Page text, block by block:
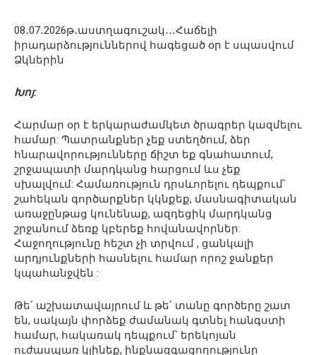
08․07․2026թ․աստղագուշակ․․․Հաճելի
իրադարձություններով հագեցած օր է սպասվում
Ձկներին
Խոյ:
Հարմար օր է երկարաժամկետ ծրագրեր կազմելու
համար: Պատրանքներ չեք ստեղծում, ձեր
հնարավորությունները ճիշտ եք գնահատում,
շրջապատի մարդկանց հարցում ևս չեք
սխալվում: Համառություն դրսևորելու դեպքում՝
շահեկան գործարքներ կկնքեք, մասնագիտական
առաջընթաց կունենաք, ազդեցիկ մարդկանց
շրջանում ձեռք կբերեք հովանավորներ:
Հաջողությունը հեշտ չի տրվում , ցանկալի
արդյունքների հասնելու համար որոշ ջանքեր
կպահանջվեն :
Թե՛ աշխատավայրում և թե՛ տանը գործերը շատ
են, սակայն փորձեք ժամանակ գտնել հանգստի
համար, հակառակ դեպքում՝ երեկոյան
ուժասպառ կլինեք, ինքնազգացողությունը